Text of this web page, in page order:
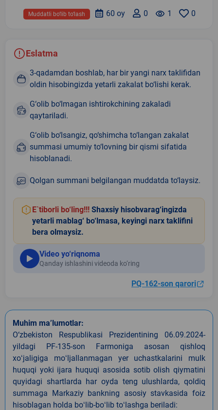
0
remove_red_eye 1
0
60 oy
Muddatli bo‘lib to‘lash
Eslatma
3-qadamdan boshlab, har bir yangi narx taklifidan
oldin hisobingizda yetarli zakalat bo‘lishi kerak.
G‘olib bo‘lmagan ishtirokchining zakaladi
qaytariladi.
G‘olib bo‘lsangiz, qo‘shimcha to‘langan zakalat
summasi umumiy to‘lovning bir qismi sifatida
hisoblanadi.
Qolgan summani belgilangan muddatda to‘laysiz.
E`tiborli bo‘ling!!! Shaxsiy hisobvarag‘ingizda
yetarli mablag‘ bo‘lmasa, keyingi narx taklifini
bera olmaysiz.
Video yo‘riqnoma
Qanday ishlashini videoda ko‘ring
PQ-162-son qarori
Muhim ma’lumotlar:
O‘zbekiston Respublikasi Prezidentining 06.09.2024-
yildagi PF-135-son Farmoniga asosan qishloq
xoʻjaligiga moʻljallanmagan yer uchastkalarini mulk
huquqi yoki ijara huquqi asosida sotib olish qiymatini
quyidagi shartlarda har oyda teng ulushlarda, qoldiq
summaga Markaziy bankning asosiy stavkasida foiz
hisoblagan holda boʻlib-boʻlib toʻlashga beriladi: